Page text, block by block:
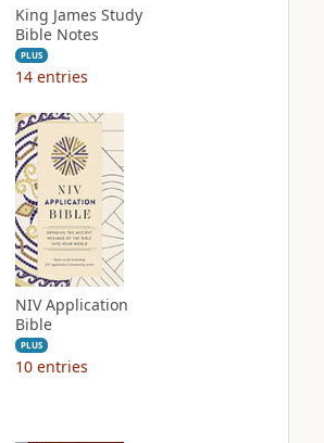
King James Study
Bible Notes
PLUS
14 entries
NIV Application
Bible
PLUS
10 entries